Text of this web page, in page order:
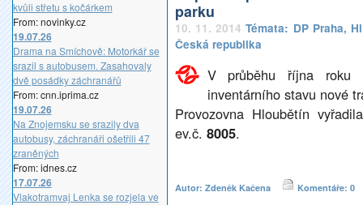
kvůli střetu s kočárkem
From: novinky.cz
19.07.26
Drama na Smíchově: Motorkář se
srazil s autobusem. Zasahovaly
dvě posádky záchranářů
From: cnn.iprima.cz
19.07.26
Na Znojemsku se srazily dva
autobusy, záchranáři ošetřili 47
zraněných
From: idnes.cz
17.07.26
Vlakotramvaj Lenka se rozjela ve
parku
10. 11. 2014Témata: DP Praha,
Česká republika
V průběhu října roku
inventárního stavu nové
Provozovna Hloubětín
ev.č. 8005.
Autor: Zdeněk Kačena Komentáře: 0